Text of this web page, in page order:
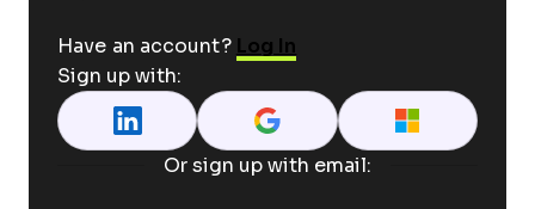
Have an account? Log In
Sign up with:
Or sign up with email: